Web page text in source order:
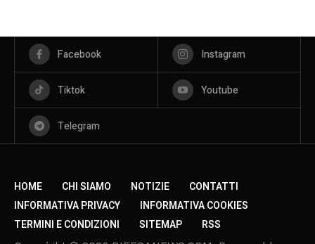
Facebook Instagram
Tiktok Youtube
Telegram
HOME CHI SIAMO NOTIZIE
CONTATTI
INFORMATIVA PRIVACY
INFORMATIVA COOKIES
TERMINI E CONDIZIONI
SITEMAP RSS